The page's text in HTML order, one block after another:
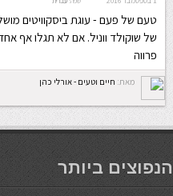
טעם של פעם - עוגת ביסקוויטים
של שוקולד ווניל. אם לא תגלו אף
פרווה
מאת: חיים וטעים - אורלי כהן
мостбет кг
הנפוצים ביותר